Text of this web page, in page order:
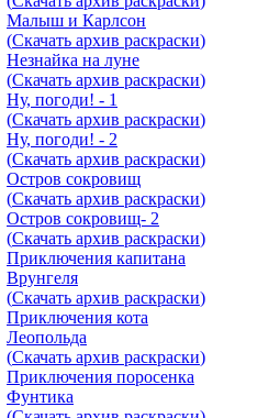
Малыш и Карлсон
(Скачать архив раскраски)
Незнайка на луне
(Скачать архив раскраски)
Ну, погоди! - 1
(Скачать архив раскраски)
Ну, погоди! - 2
(Скачать архив раскраски)
Остров сокровищ
(Скачать архив раскраски)
Остров сокровищ- 2
(Скачать архив раскраски)
Приключения капитана
Врунгеля
(Скачать архив раскраски)
Приключения кота
Леопольда
(Скачать архив раскраски)
Приключения поросенка
Фунтика